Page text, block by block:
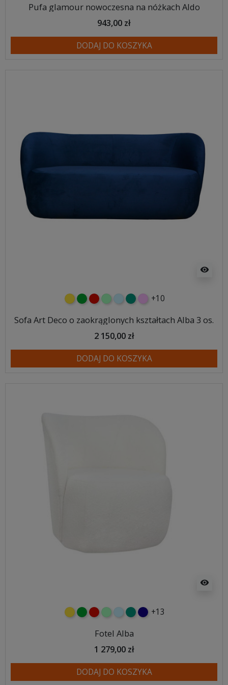
Pufa glamour nowoczesna na nóżkach Aldo
943,00 zł
DODAJ DO KOSZYKA
visibility
żółtyzielonyczerwony
miętowybłękitnyturkusowy
różowy
+10
Sofa Art Deco o zaokrąglonych kształtach Alba 3 os.
2 150,00 zł
DODAJ DO KOSZYKA
visibility
żółtyzielonyczerwony
miętowybłękitnyturkusowy
granatowy
+13
Fotel Alba
1 279,00 zł
DODAJ DO KOSZYKA